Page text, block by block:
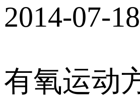
2014-07-18
有氧运动